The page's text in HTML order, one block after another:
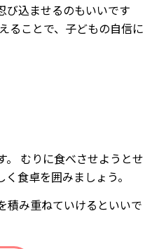
び込ませるのもいいです
ることで、子どもの自信に
。 むりに食べさせようとせ
食卓を囲みましょう。
積み重ねていけるといいで